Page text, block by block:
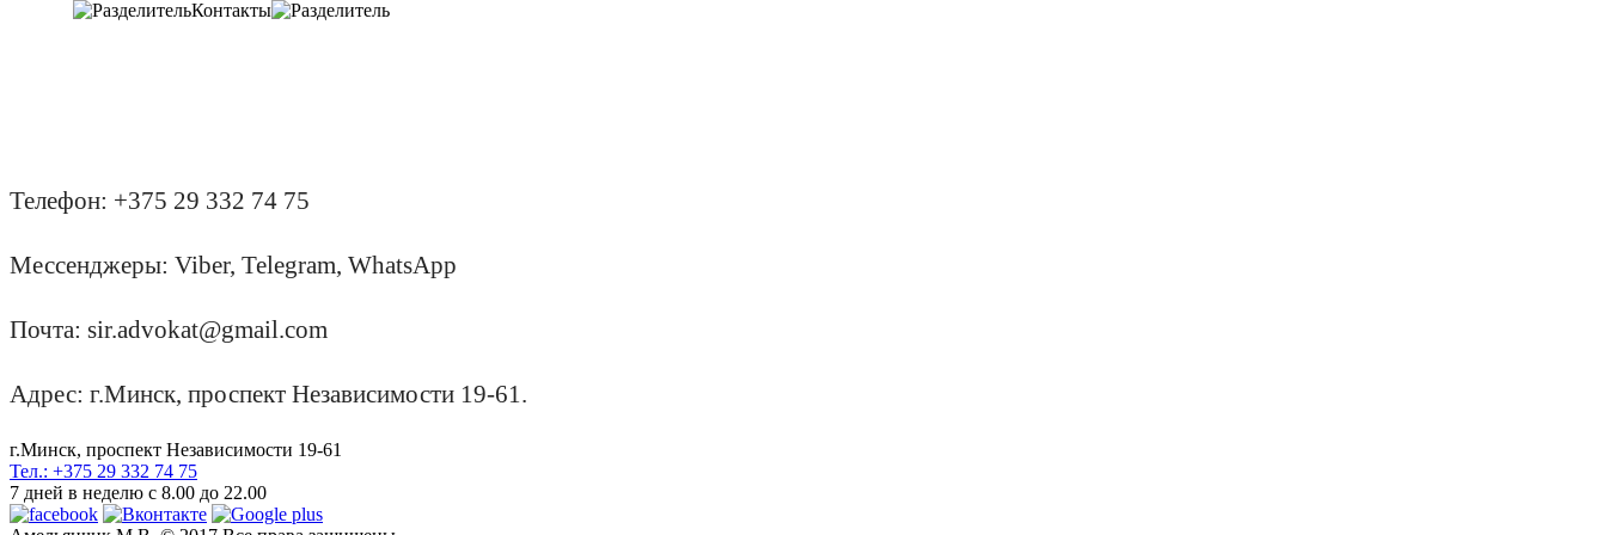
Контакты
Телефон: +375 29 332 74 75
Мессенджеры: Viber, Telegram, WhatsApp
Почта: sir.advokat@gmail.com
Адрес: г.Минск, проспект Независимости 19-61.
г.Минск, проспект Независимости 19-61
Тел.: +375 29 332 74 75
7 дней в неделю с 8.00 до 22.00